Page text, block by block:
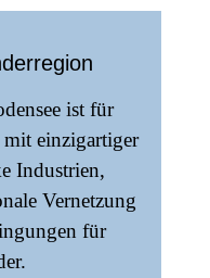
ist für
einzigartiger
Industrien,
Vernetzung
für